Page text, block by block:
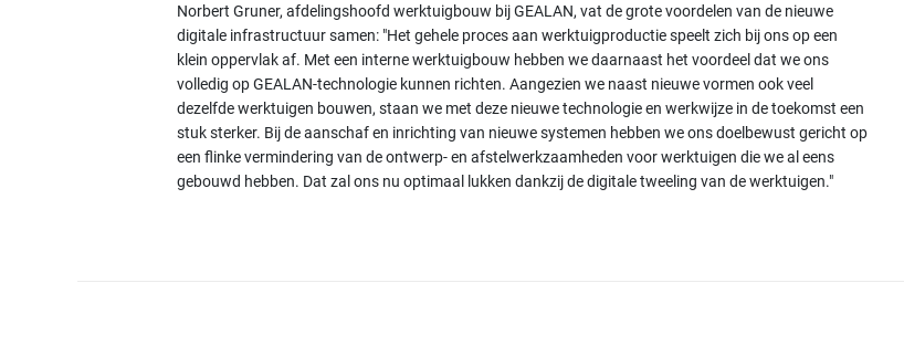
Norbert Gruner, afdelingshoofd werktuigbouw bij GEALAN, vat de grote voordelen van de nieuwe
digitale infrastructuur samen: "Het gehele proces aan werktuigproductie speelt zich bij ons op een
klein oppervlak af. Met een interne werktuigbouw hebben we daarnaast het voordeel dat we ons
volledig op GEALAN-technologie kunnen richten. Aangezien we naast nieuwe vormen ook veel
dezelfde werktuigen bouwen, staan we met deze nieuwe technologie en werkwijze in de toekomst een
stuk sterker. Bij de aanschaf en inrichting van nieuwe systemen hebben we ons doelbewust gericht op
een flinke vermindering van de ontwerp- en afstelwerkzaamheden voor werktuigen die we al eens
gebouwd hebben. Dat zal ons nu optimaal lukken dankzij de digitale tweeling van de werktuigen."